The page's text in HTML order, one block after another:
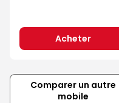
Acheter
Comparer un autre
mobile